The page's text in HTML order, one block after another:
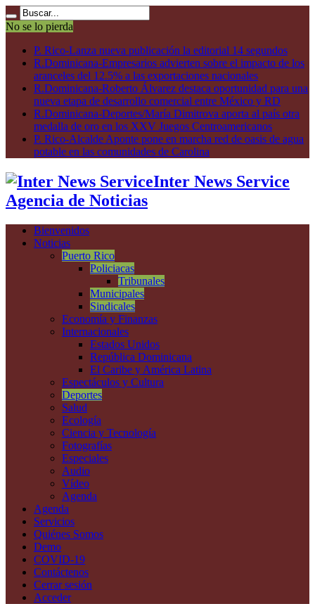
No se lo pierda
P. Rico-Lanza nueva publicación la editorial 14 segundos
R.Dominicana-Empresarios advierten sobre el impacto de los
aranceles del 12.5% a las exportaciones nacionales
R.Dominicana-Roberto Álvarez destaca oportunidad para una
nueva etapa de desarrollo comercial entre México y RD
R.Dominicana-Deportes/María Dimitrova aporta al país otra
medalla de oro en los XXV Juegos Centroamericanos
P. Rico-Alcalde Aponte pone en marcha red de oasis de agua
potable en las comunidades de Carolina
Inter News Service
Agencia de Noticias
Bienvenidos
Noticias
Puerto Rico
Policiacas
Tribunales
Municipales
Sindicales
Economía y Finanzas
Internacionales
Estados Unidos
República Dominicana
El Caribe y América Latina
Espectáculos y Cultura
Deportes
Salud
Ecología
Ciencia y Tecnología
Fotografías
Especiales
Audio
Vídeo
Agenda
Agenda
Servicios
Quiénes Somos
Demo
COVID-19
Contáctenos
Cerrar sesión
Acceder